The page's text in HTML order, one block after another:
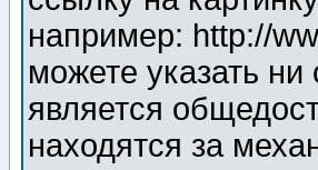
например: http://
можете указать
является
находятся за